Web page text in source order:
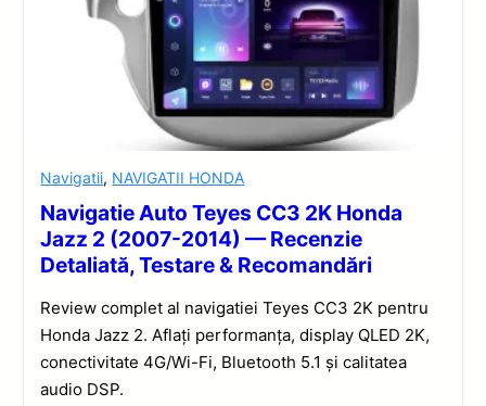
Navigatii, NAVIGATII HONDA
Navigatie Auto Teyes CC3 2K Honda
Jazz 2 (2007-2014) — Recenzie
Detaliată, Testare & Recomandări
Review complet al navigatiei Teyes CC3 2K pentru
Honda Jazz 2. Aflați performanța, display QLED 2K,
conectivitate 4G/Wi-Fi, Bluetooth 5.1 și calitatea
audio DSP.